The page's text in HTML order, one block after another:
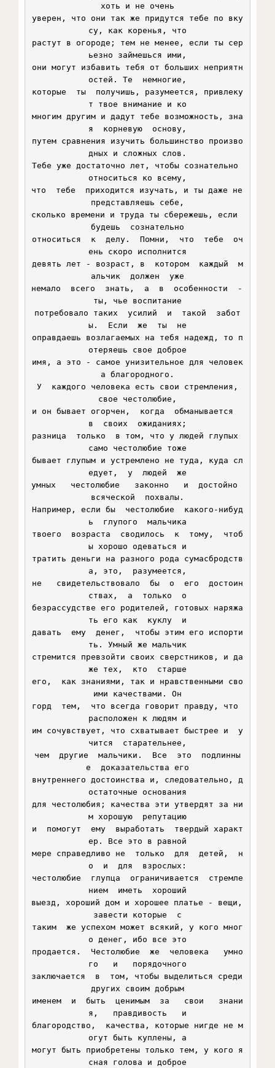
хоть и не очень
уверен, что они так же придутся тебе по вку
су, как коренья, что
растут в огороде; тем не менее, если ты сер
ьезно займешься ими,
они могут избавить тебя от больших неприятн
остей. Те  немногие,
которые  ты  получишь, разумеется, привлеку
т твое внимание и ко
многим другим и дадут тебе возможность, зна
я  корневую  основу,
путем сравнения изучить большинство произво
дных и сложных слов.
Тебе уже достаточно лет, чтобы сознательно
относиться ко всему,
что  тебе  приходится изучать, и ты даже не
представляешь себе,
сколько времени и труда ты сбережешь, если
будешь  сознательно
относиться  к  делу.  Помни,  что  тебе  оч
ень скоро исполнится
девять лет - возраст, в  котором  каждый  м
альчик  должен  уже
немало  всего  знать,  а  в  особенности  -
ты, чье воспитание
потребовало таких  усилий  и  такой  забот
ы.  Если  же  ты  не
оправдаешь возлагаемых на тебя надежд, то п
отеряешь свое доброе
имя, а это - самое унизительное для человек
а благородного.
свое честолюбие,
и он бывает огорчен,  когда  обманывается
в  своих  ожиданиях;
разница  только  в том, что у людей глупых
само честолюбие тоже
бывает глупым и устремлено не туда, куда сл
едует,  у  людей  же
умных   честолюбие   законно   и  достойно
всяческой  похвалы.
Например, если бы  честолюбие  какого-нибуд
ь  глупого  мальчика
твоего  возраста  сводилось  к  тому,  чтоб
ы хорошо одеваться и
тратить деньги на разного рода сумасбродств
а, это,  разумеется,
не   свидетельствовало  бы  о  его  достоин
ствах,  а  только  о
безрассудстве его родителей, готовых наряжа
ть его как  куклу  и
давать  ему  денег,  чтобы этим его испорти
ть. Умный же мальчик
стремится превзойти своих сверстников, и да
же тех,  кто  старше
его,  как знаниями, так и нравственными сво
ими качествами. Он
горд  тем,  что всегда говорит правду, что
расположен к людям и
им сочувствует, что схватывает быстрее и  у
чится  старательнее,
чем  другие  мальчики.  Все  это  подлинны
е  доказательства его
внутреннего достоинства и, следовательно, д
остаточные основания
для честолюбия; качества эти утвердят за ни
м хорошую  репутацию
и  помогут  ему  выработать  твердый характ
ер. Все это в равной
мере справедливо не  только  для  детей,  н
о  и  для  взрослых:
честолюбие  глупца  ограничивается  стремле
нием  иметь  хороший
выезд, хороший дом и хорошее платье - вещи,
завести которые  с
таким  же успехом может всякий, у кого мног
о денег, ибо все это
продается.  Честолюбие  же  человека   умно
го   и   порядочного
заключается  в  том, чтобы выделиться среди
других своим добрым
именем  и  быть  ценимым  за   свои   знани
я,   правдивость   и
благородство,  качества, которые нигде не м
огут быть куплены, а
могут быть приобретены только тем, у кого я
сная голова и доброе